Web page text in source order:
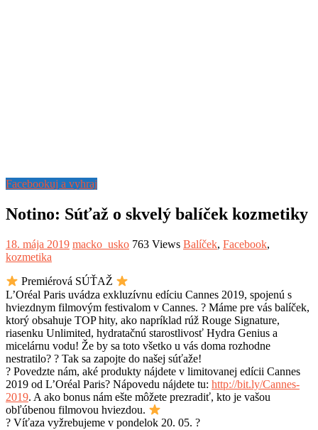
Facebookuj a vyhraj
Notino: Súťaž o skvelý balíček kozmetiky
18. mája 2019 macko_usko 763 Views Balíček, Facebook,
kozmetika
Premiérová SÚŤAŽ
L’Oréal Paris uvádza exkluzívnu edíciu Cannes 2019, spojenú s
hviezdnym filmovým festivalom v Cannes. ? Máme pre vás balíček,
ktorý obsahuje TOP hity, ako napríklad rúž Rouge Signature,
riasenku Unlimited, hydratačnú starostlivosť Hydra Genius a
micelárnu vodu! Že by sa toto všetko u vás doma rozhodne
nestratilo? ? Tak sa zapojte do našej súťaže!
?️ Povedzte nám, aké produkty nájdete v limitovanej edícii Cannes
2019 od L’Oréal Paris? Nápovedu nájdete tu: http://bit.ly/Cannes-
2019. A ako bonus nám ešte môžete prezradiť, kto je vašou
obľúbenou filmovou hviezdou.
?️ Víťaza vyžrebujeme v pondelok 20. 05. ?